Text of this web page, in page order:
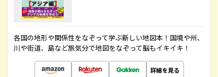
各国の地形や関係性をなぞって学ぶ新しい地図本！国境や州、
川や街道、島など旅気分で地図をなぞって脳もイキイキ！
詳細を見る